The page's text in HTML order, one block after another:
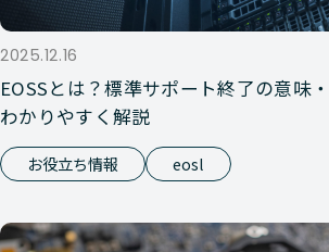
2025.12.16
EOSSとは？標準サポート終了の意味
わかりやすく解説
お役立ち情報 eosl